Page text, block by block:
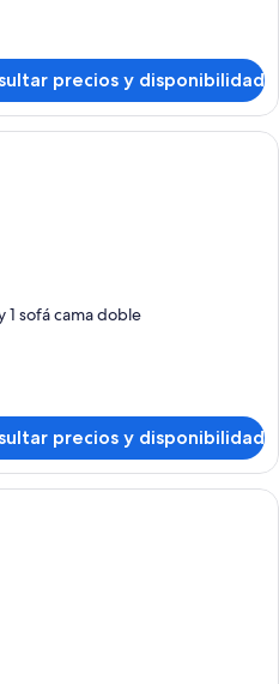
precios y disponibilidad
Habitación de hotel moderna con
1 sofá cama doble
precios y disponibilidad
Habitación de hotel con dos camas,